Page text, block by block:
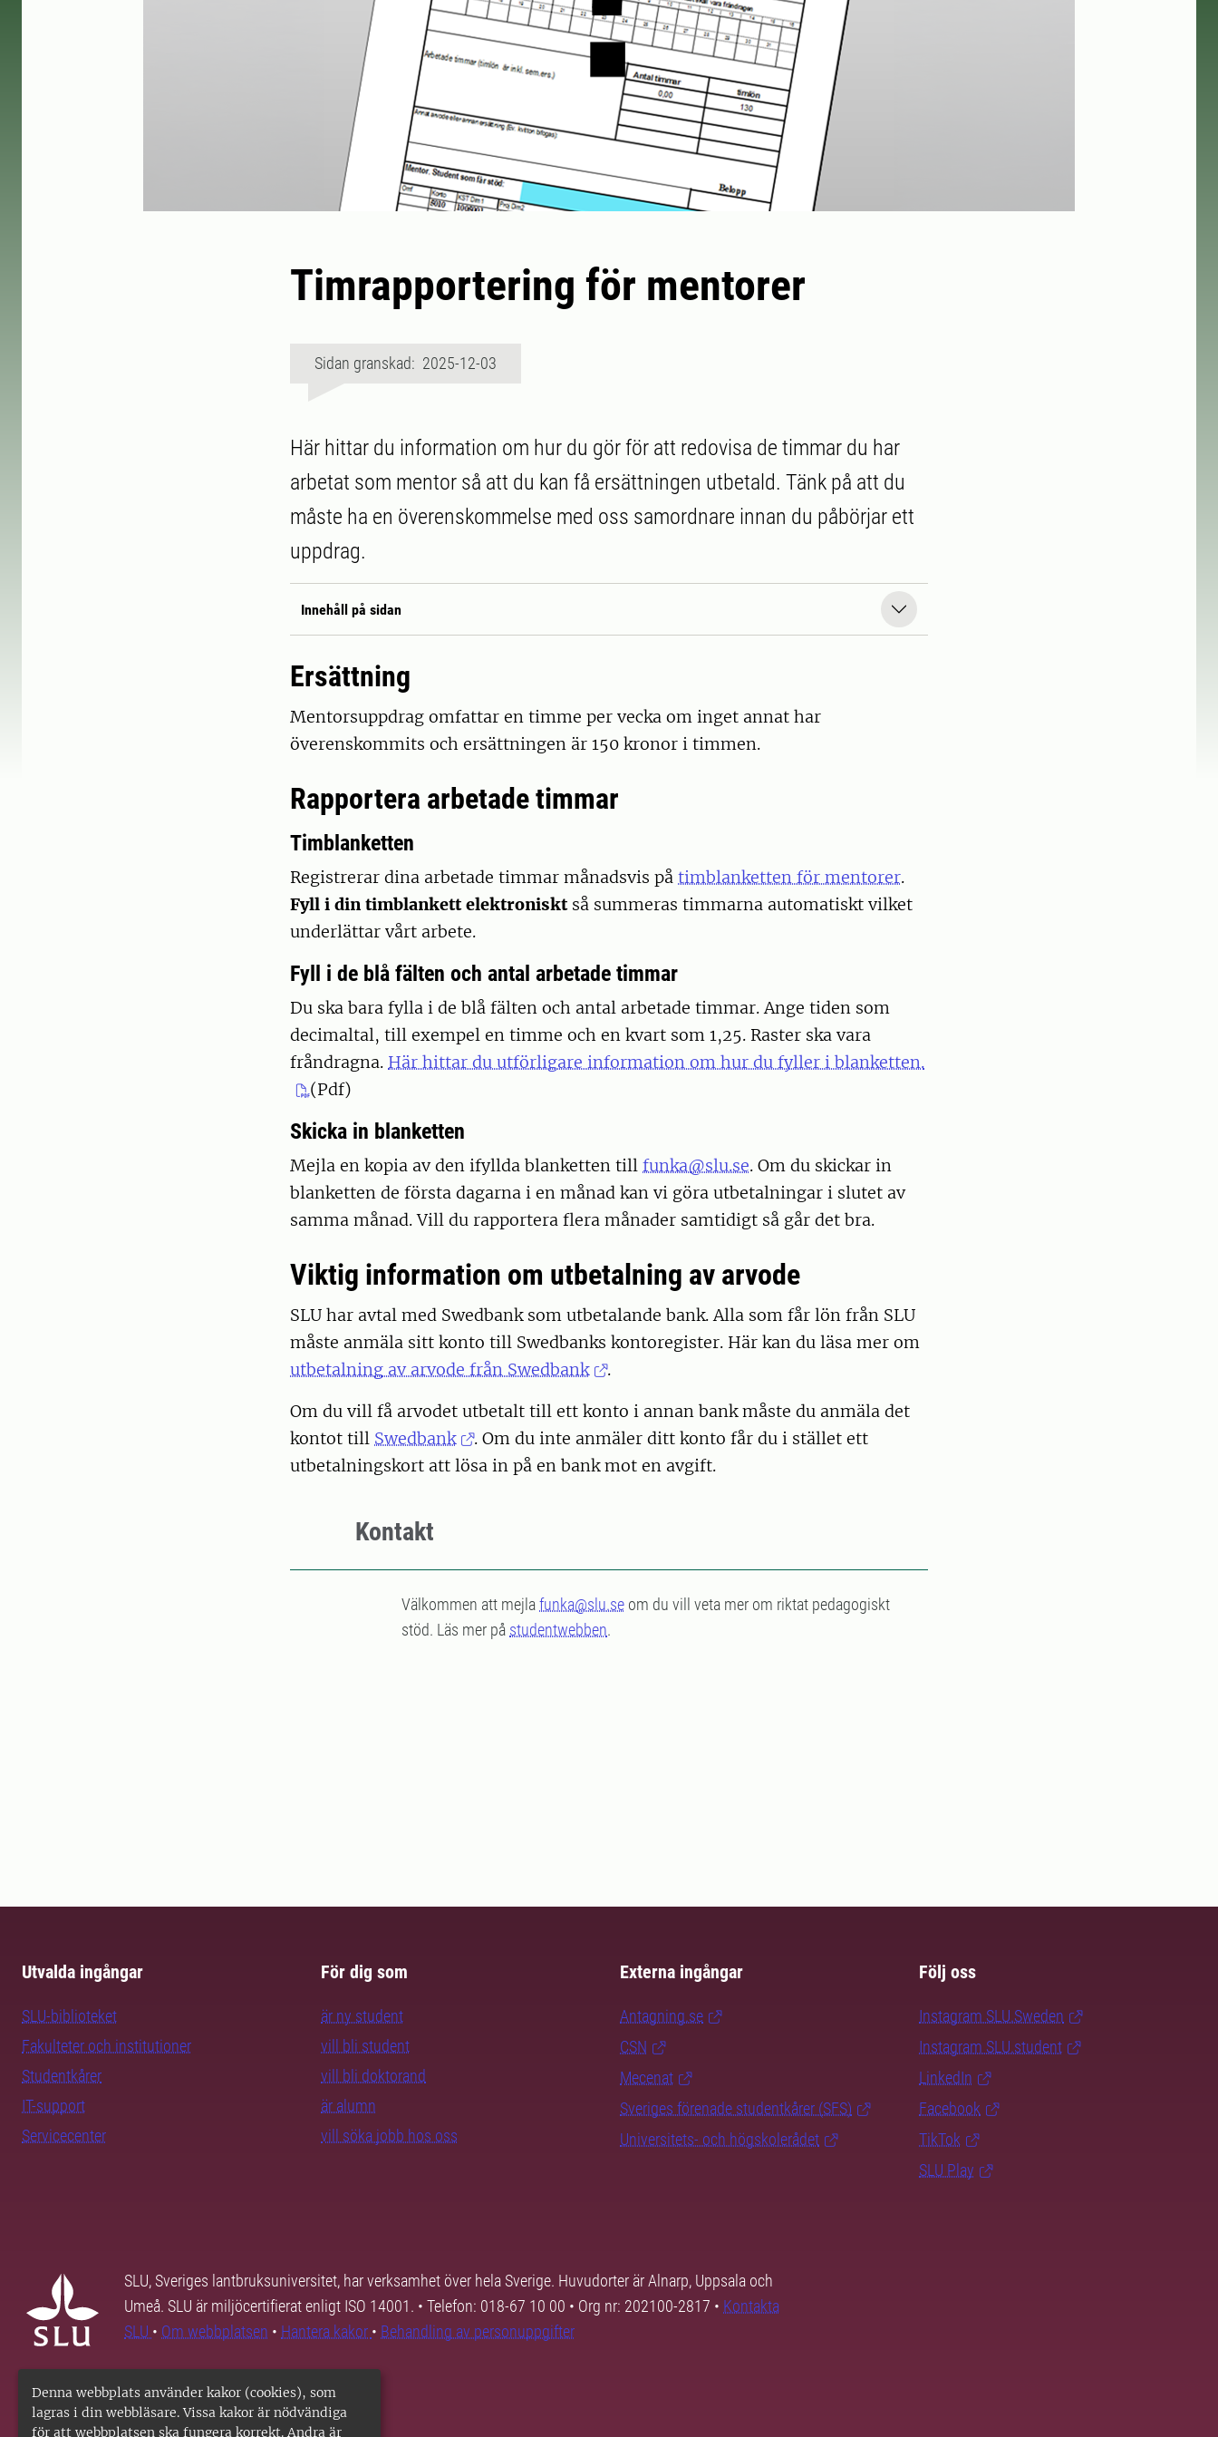
Denna webbplats använder kakor (cookies), som
lagras i din webbläsare. Vissa kakor är nödvändiga
för att webbplatsen ska fungera korrekt. Andra är
Timrapportering för mentorer
Sidan granskad: 2025-12-03
Här hittar du information om hur du gör för att redovisa de timmar du har
arbetat som mentor så att du kan få ersättningen utbetald. Tänk på att du
måste ha en överenskommelse med oss samordnare innan du påbörjar ett
uppdrag.
Innehåll på sidan
Ersättning
Mentorsuppdrag omfattar en timme per vecka om inget annat har
överenskommits och ersättningen är 150 kronor i timmen.
Rapportera arbetade timmar
Timblanketten
Registrerar dina arbetade timmar månadsvis på timblanketten för mentorer.
Fyll i din timblankett elektroniskt så summeras timmarna automatiskt vilket
underlättar vårt arbete.
Fyll i de blå fälten och antal arbetade timmar
Du ska bara fylla i de blå fälten och antal arbetade timmar. Ange tiden som
decimaltal, till exempel en timme och en kvart som 1,25. Raster ska vara
fråndragna. Här hittar du utförligare information om hur du fyller i blanketten.
(Pdf)
Skicka in blanketten
Mejla en kopia av den ifyllda blanketten till funka@slu.se. Om du skickar in
blanketten de första dagarna i en månad kan vi göra utbetalningar i slutet av
samma månad. Vill du rapportera flera månader samtidigt så går det bra.
Viktig information om utbetalning av arvode
SLU har avtal med Swedbank som utbetalande bank. Alla som får lön från SLU
måste anmäla sitt konto till Swedbanks kontoregister. Här kan du läsa mer om
utbetalning av arvode från Swedbank
.
Om du vill få arvodet utbetalt till ett konto i annan bank måste du anmäla det
kontot till Swedbank
. Om du inte anmäler ditt konto får du i stället ett
utbetalningskort att lösa in på en bank mot en avgift.
Kontakt
Välkommen att mejlafunka@slu.se om du vill veta mer om riktat pedagogiskt
stöd. Läs mer på studentwebben.
Utvalda ingångar
SLU-biblioteket
Fakulteter och institutioner
Studentkårer
IT-support
Servicecenter
För dig som
är ny student
vill bli student
vill bli doktorand
är alumn
vill söka jobb hos oss
Externa ingångar
Antagning.se
CSN
Mecenat
Sveriges förenade studentkårer (SFS)
Universitets- och högskolerådet
Följ oss
Instagram SLU.Sweden
Instagram SLU.student
LinkedIn
Facebook
TikTok
SLU Play
SLU, Sveriges lantbruksuniversitet, har verksamhet över hela Sverige. Huvudorter är Alnarp, Uppsala och
Umeå. SLU är miljöcertifierat enligt ISO 14001. • Telefon: 018-67 10 00 • Org nr: 202100-2817 • Kontakta
SLU • Om webbplatsen • Hantera kakor • Behandling av personuppgifter